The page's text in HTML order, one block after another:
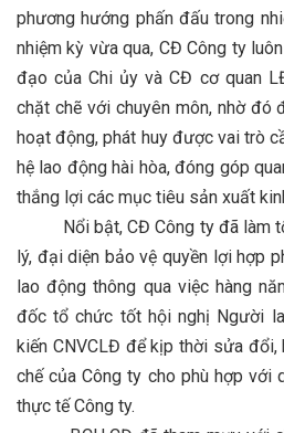
phương hướng phấn đấu trong
nhiệm kỳ vừa qua, CĐ Công ty
đạo của Chi ủy và CĐ cơ quan
chặt chẽ với chuyên môn, nhờ đó
hoạt động, phát huy được vai trò
hệ lao động hài hòa, đóng góp
thắng lợi các mục tiêu sản xuất
Nổi bật, CĐ Công ty đã làm
lý, đại diện bảo vệ quyền lợi hợp
lao động thông qua việc hàng
đốc tổ chức tốt hội nghị Người
kiến CNVCLĐ để kịp thời sửa đổi,
chế của Công ty cho phù hợp với
thực tế Công ty.